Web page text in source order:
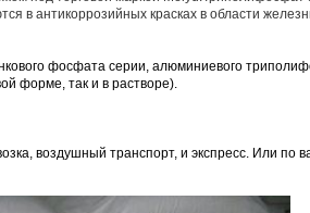
в антикоррозийных красках в области
фосфата серии, алюминиевого
форме, так и в растворе).
воздушный транспорт, и экспресс. Или по